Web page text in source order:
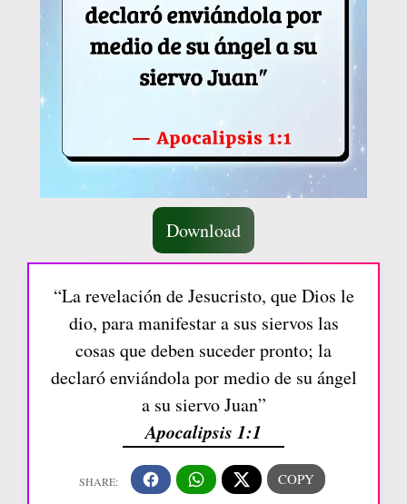
Download
“La revelación de Jesucristo, que Dios le
dio, para manifestar a sus siervos las
cosas que deben suceder pronto; la
declaró enviándola por medio de su ángel
a su siervo Juan”
Apocalipsis 1:1